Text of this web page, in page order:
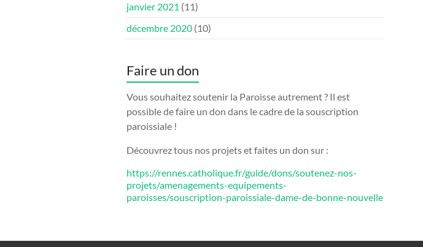
janvier 2021 (11)
décembre 2020 (10)
Faire un don
Vous souhaitez soutenir la Paroisse autrement ? Il est
possible de faire un don dans le cadre de la souscription
paroissiale !
Découvrez tous nos projets et faites un don sur :
https://rennes.catholique.fr/guide/dons/soutenez-nos-
projets/amenagements-equipements-
paroisses/souscription-paroissiale-dame-de-bonne-nouvelle